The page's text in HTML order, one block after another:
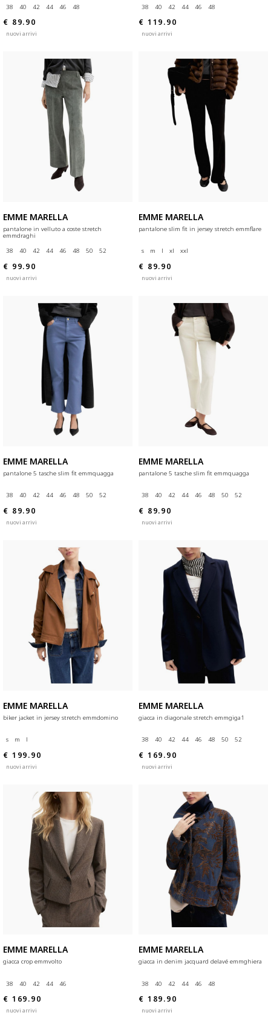
38 40 42 44 46 48
€ 89.90
nuovi arrivi
38 40 42 44 46 48
€ 119.90
nuovi arrivi
EMME MARELLA
pantalone in velluto a coste stretch
emmdraghi
38
40 42 44 46 48 50 52
€ 99.90
nuovi arrivi
EMME MARELLA
pantalone slim fit in jersey stretch emmflare
s m l xl xxl
€ 89.90
nuovi arrivi
EMME MARELLA
pantalone 5 tasche slim fit emmquagga
38 40 42 44 46 48 50 52
€ 89.90
nuovi arrivi
EMME MARELLA
pantalone 5 tasche slim fit emmquagga
38 40 42 44 46 48 50 52
€ 89.90
nuovi arrivi
EMME MARELLA
biker jacket in jersey stretch emmdomino
s m l
€ 199.90
nuovi arrivi
EMME MARELLA
giacca in diagonale stretch emmgiga1
38 40 42 44 46 48 50 52
€ 169.90
nuovi arrivi
EMME MARELLA
giacca crop emmvolto
38 40 42 44 46
€ 169.90
nuovi arrivi
EMME MARELLA
giacca in denim jacquard delavé emmghiera
38 40 42 44 46 48
€ 189.90
nuovi arrivi